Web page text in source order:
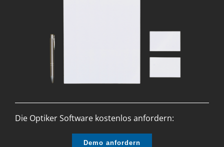
Die Optiker Software kostenlos anfordern:
Demo anfordern